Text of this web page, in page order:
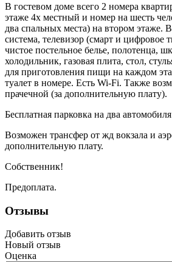
В гостевом доме всего 2 номера
этаже 4х местный и номер на шесть
два спальных места) на втором этаже.
система, телевизор (смарт и цифровое
чистое постельное белье, полотенца,
холодильник, газовая плита, стол,
для приготовления пищи на каждом
туалет в номере. Есть Wi-Fi. Также
прачечной (за дополнительную плату).
Бесплатная парковка на два
Возможен трансфер от жд вокзала и
дополнительную плату.
Собственник!
Предоплата.
Отзывы
Добавить отзыв
Новый отзыв
Оценка